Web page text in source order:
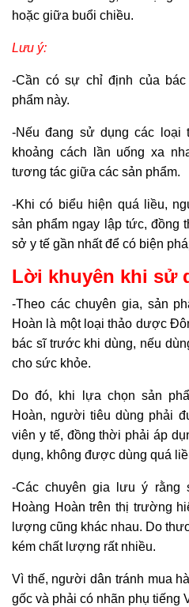
hoặc giữa buổi chiều.
Lưu ý:
-Cần có sự chỉ định của
phẩm này.
-Nếu đang sử dụng các loại
khoảng cách lần uống xa
tương tác giữa các sản phẩm.
-Khi có biểu hiện quá liều,
sản phẩm ngay lập tức, đồng
sở y tế gần nhất để có biện
Lời khuyên khi sử
-Theo các chuyên gia, sản
Hoàn là một loại thảo dược
bác sĩ trước khi dùng, nếu
cho sức khỏe.
Do đó, khi lựa chọn sản
Hoàn, người tiêu dùng phải
viên y tế, đồng thời phải áp
dụng, không được dùng quá
-Các chuyên gia lưu ý rằng
Hoàng Hoàn trên thị trường
lượng cũng khác nhau. Do
kém chất lượng rất nhiều.
Vì thế, người dân tránh mua
gốc và phải có nhãn phụ tiếng